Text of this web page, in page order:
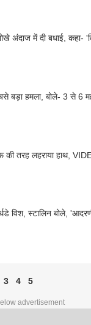
अंदाज में दी बधाई, कहा-
बड़ा हमला, बोले- 3 से 6
की तरह लहराया हाथ,
विश, स्टालिन बोले,
3 4 5
advertisement